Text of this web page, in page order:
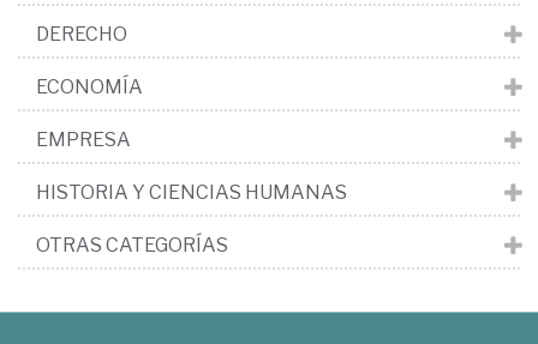
DERECHO
ECONOMÍA
EMPRESA
HISTORIA Y CIENCIAS HUMANAS
OTRAS CATEGORÍAS